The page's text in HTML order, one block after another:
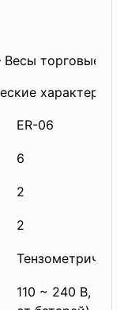
Весы торговые
ER-06
6
2
2
110 ~ 240 В, 49